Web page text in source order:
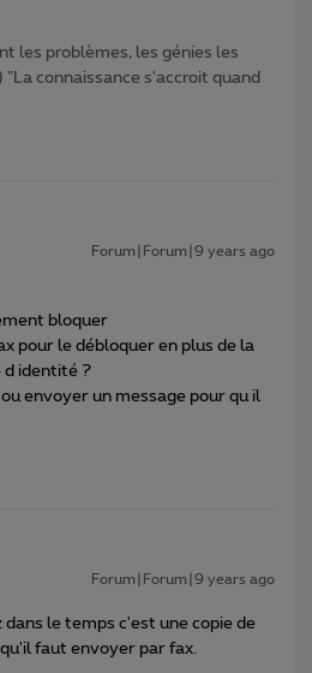
les problèmes, les génies les
connaissance s'accroit quand
Forum|Forum|9 years ago
bloquer
pour le débloquer en plus de la
d identité ?
envoyer un message pour qu il
Forum|Forum|9 years ago
dans le temps c'est une copie de
faut envoyer par fax.